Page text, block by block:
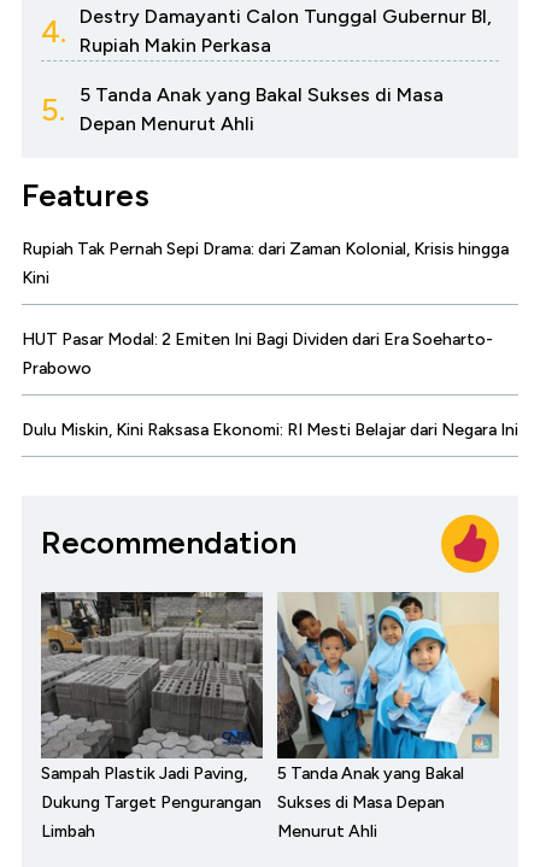
4.
Destry Damayanti Calon Tunggal Gubernur BI,
Rupiah Makin Perkasa
5.
5 Tanda Anak yang Bakal Sukses di Masa
Depan Menurut Ahli
Features
Rupiah Tak Pernah Sepi Drama: dari Zaman Kolonial, Krisis hingga
Kini
HUT Pasar Modal: 2 Emiten Ini Bagi Dividen dari Era Soeharto-
Prabowo
Dulu Miskin, Kini Raksasa Ekonomi: RI Mesti Belajar dari Negara Ini
Recommendation
Sampah Plastik Jadi Paving,
Dukung Target Pengurangan
Limbah
5 Tanda Anak yang Bakal
Sukses di Masa Depan
Menurut Ahli